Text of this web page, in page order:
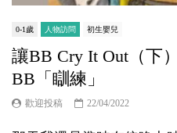
0-1歲 人物訪問 初生嬰兒
讓BB Cry It Out（下
BB「瞓練」
歡迎投稿 22/04/2022